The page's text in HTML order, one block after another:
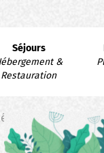
Séjours
&
Restauration
sérieusement